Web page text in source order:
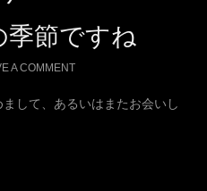
節ですね
A COMMENT
して、あるいはまたお会いし